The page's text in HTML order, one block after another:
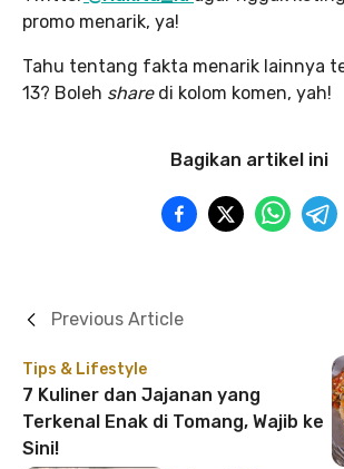
promo menarik, ya!
Tahu tentang fakta menarik lainnya
13? Boleh share di kolom komen, yah!
Bagikan artikel ini
Tips & Lifestyle
7 Kuliner dan Jajanan yang
Terkenal Enak di Tomang, Wajib ke
Sini!
Previous Article